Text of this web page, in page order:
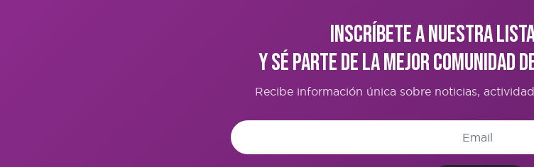
Inscríbete a nuestra
y sé parte de la mejor comunidad
Recibe información única sobre noticias,